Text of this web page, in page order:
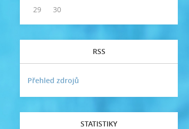
29
30
RSS
Přehled zdrojů
STATISTIKY